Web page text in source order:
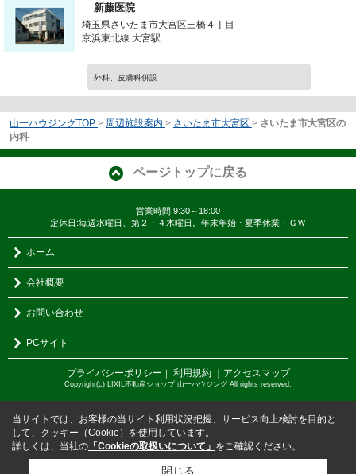
新藤医院
埼玉県さいたま市大宮区三橋４丁目
京浜東北線 大宮駅
-
外科、皮膚科併設
山一ハウジングTOP > 周辺施設案内 > さいたま市大宮区 > さいたま市大宮区の
内科
ページトップに戻る
営業時間:9:30～18:00
定休日:毎週水曜日、第２・４木曜日。年末年始・夏季休業・ＧＷ
ホーム
会社概要
お問い合わせ
PCサイト
プライバシーポリシー ｜ 利用規約 ｜アクセスマップ
Copyright(c) LIXIL不動産ショップ 山一ハウジング All rights reserved.
当サイトでは、お客様の当サイト利用状況把握、サービス向上検討を目的と
して、クッキー（Cookie）を使用しています。
詳しくは、当社の 「Cookieの取扱いについて」 をご確認ください。
閉じる